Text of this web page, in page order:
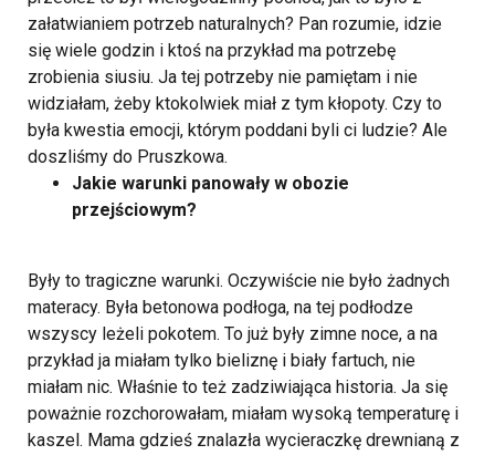
załatwianiem potrzeb naturalnych? Pan rozumie, idzie
się wiele godzin i ktoś na przykład ma potrzebę
zrobienia siusiu. Ja tej potrzeby nie pamiętam i nie
widziałam, żeby ktokolwiek miał z tym kłopoty. Czy to
była kwestia emocji, którym poddani byli ci ludzie? Ale
doszliśmy do Pruszkowa.
Jakie warunki panowały w obozie
przejściowym?
Były to tragiczne warunki. Oczywiście nie było żadnych
materacy. Była betonowa podłoga, na tej podłodze
wszyscy leżeli pokotem. To już były zimne noce, a na
przykład ja miałam tylko bieliznę i biały fartuch, nie
miałam nic. Właśnie to też zadziwiająca historia. Ja się
poważnie rozchorowałam, miałam wysoką temperaturę i
kaszel. Mama gdzieś znalazła wycieraczkę drewnianą z